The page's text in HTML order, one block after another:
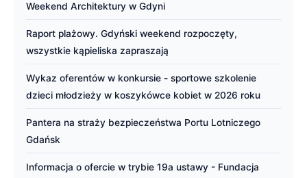
Weekend Architektury w Gdyni
Raport plażowy. Gdyński weekend rozpoczęty,
wszystkie kąpieliska zapraszają
Wykaz oferentów w konkursie - sportowe szkolenie
dzieci młodzieży w koszykówce kobiet w 2026 roku
Pantera na straży bezpieczeństwa Portu Lotniczego
Gdańsk
Informacja o ofercie w trybie 19a ustawy - Fundacja